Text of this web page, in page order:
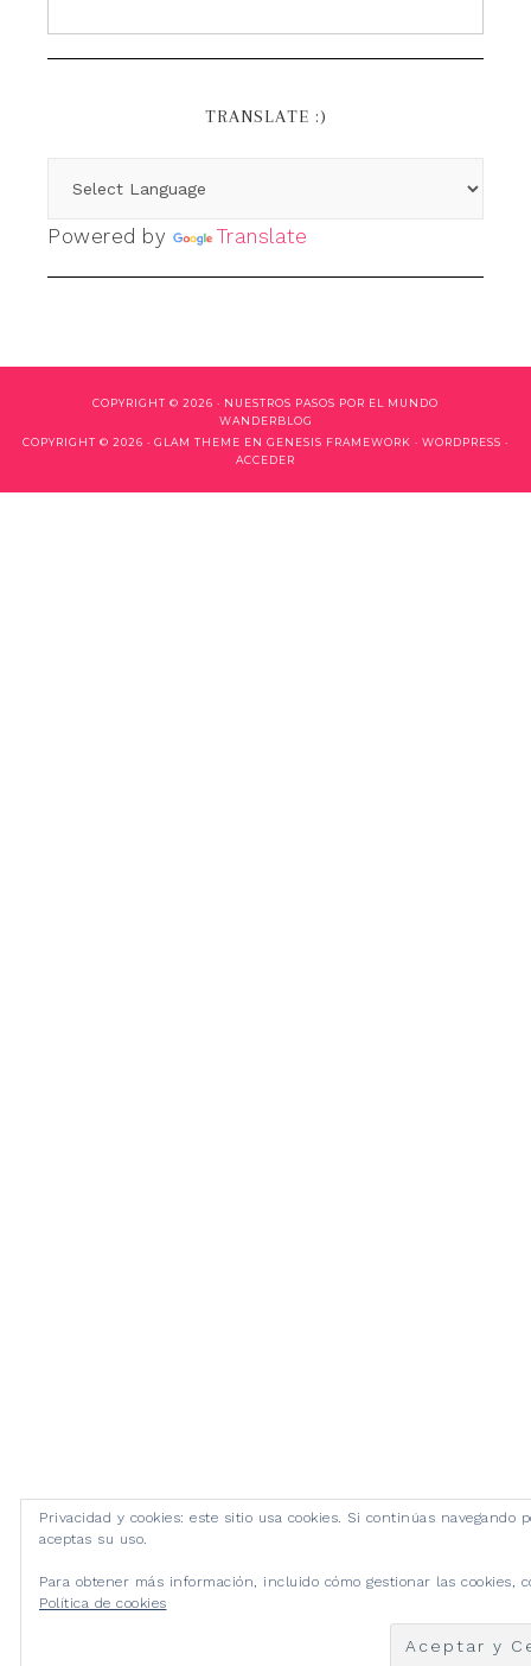
TRANSLATE :)
Powered by Translate
COPYRIGHT © 2026 · NUESTROS PASOS POR EL MUNDO
WANDERBLOG
COPYRIGHT © 2026 · GLAM THEME EN GENESIS FRAMEWORK · WORDPRESS ·
ACCEDER
Privacidad y cookies: este sitio usa cookies. Si continúas navegando
aceptas su uso.
Para obtener más información, incluido cómo gestionar las cookies,
Política de cookies